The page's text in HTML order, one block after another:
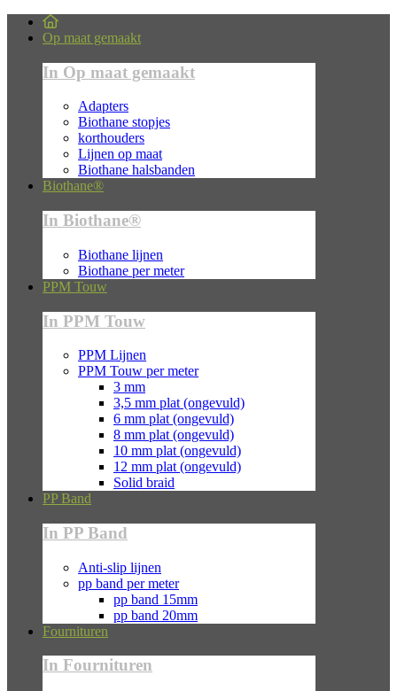
Op maat gemaakt
In Op maat gemaakt
Adapters
Biothane stopjes
korthouders
Lijnen op maat
Biothane halsbanden
Biothane®
In Biothane®
Biothane lijnen
Biothane per meter
PPM Touw
In PPM Touw
PPM Lijnen
PPM Touw per meter
3 mm
3,5 mm plat (ongevuld)
6 mm plat (ongevuld)
8 mm plat (ongevuld)
10 mm plat (ongevuld)
12 mm plat (ongevuld)
Solid braid
PP Band
In PP Band
Anti-slip lijnen
pp band per meter
pp band 15mm
pp band 20mm
Fournituren
In Fournituren